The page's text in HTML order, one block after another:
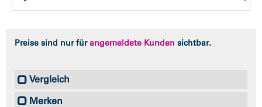
Preise sind nur fürangemeldete Kunden sichtbar.
Vergleich
Merken